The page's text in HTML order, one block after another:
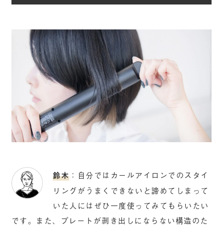
鈴木 ：自分ではカールアイロンでのスタイ
リングがうまくできないと諦めてしまって
いた人にはぜひ一度使ってみてもらいたい
です。また、プレートが剥き出しにならない構造のた